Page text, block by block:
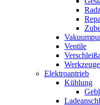
Ventile
Werkzeuge
Elektroantrieb
Kühlung